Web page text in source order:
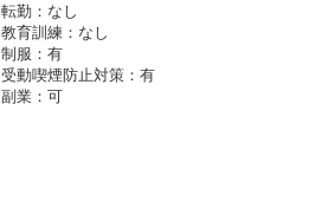
転勤：なし
教育訓練：なし
制服：有
受動喫煙防止対策：有
副業：可